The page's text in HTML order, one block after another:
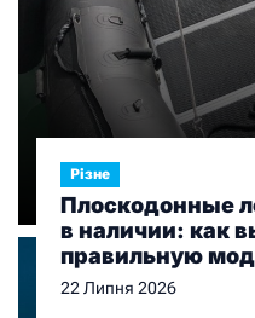
Різне
Плоскодонные
в наличии: как
правильную
рыбалки и
22 Липня 2026